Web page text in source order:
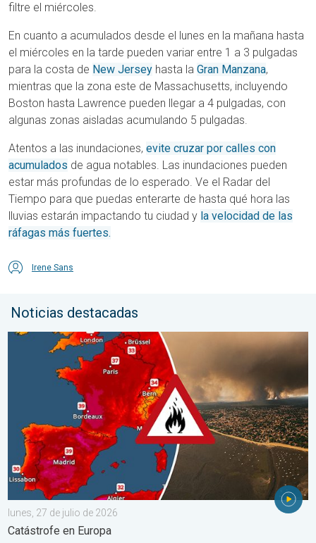
filtre el miércoles.
En cuanto a acumulados desde el lunes en la mañana hasta
el miércoles en la tarde pueden variar entre 1 a 3 pulgadas
para la costa de New Jersey hasta la Gran Manzana,
mientras que la zona este de Massachusetts, incluyendo
Boston hasta Lawrence pueden llegar a 4 pulgadas, con
algunas zonas aisladas acumulando 5 pulgadas.
Atentos a las inundaciones, evite cruzar por calles con
acumulados de agua notables. Las inundaciones pueden
estar más profundas de lo esperado. Ve el Radar del
Tiempo para que puedas enterarte de hasta qué hora las
lluvias estarán impactando tu ciudad y la velocidad de las
ráfagas más fuertes.
Irene Sans
Noticias destacadas
Incendios forestales en España y Francia. Catástrofe en
lunes, 27 de julio de 2026
Catástrofe en Europa